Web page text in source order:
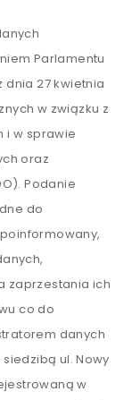
Parlamentu
dnia 27 kwietnia
w związku z
i w sprawie
oraz
Podanie
do
zaprzestania ich
co do
danych
ul. Nowy
w